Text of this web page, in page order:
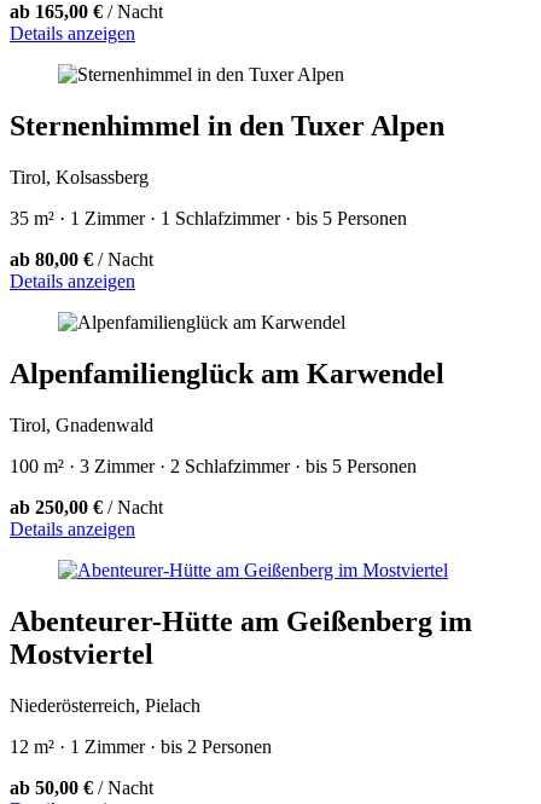
ab 165,00 € / Nacht
Details anzeigen
Sternenhimmel in den Tuxer Alpen
Tirol, Kolsassberg
35 m² · 1 Zimmer · 1 Schlafzimmer · bis 5 Personen
ab 80,00 € / Nacht
Details anzeigen
Alpenfamilienglück am Karwendel
Tirol, Gnadenwald
100 m² · 3 Zimmer · 2 Schlafzimmer · bis 5 Personen
ab 250,00 € / Nacht
Details anzeigen
Abenteurer-Hütte am Geißenberg im
Mostviertel
Niederösterreich, Pielach
12 m² · 1 Zimmer · bis 2 Personen
ab 50,00 € / Nacht